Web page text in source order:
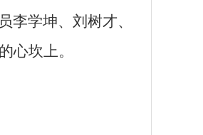
李学坤、刘树才、
心坎上。